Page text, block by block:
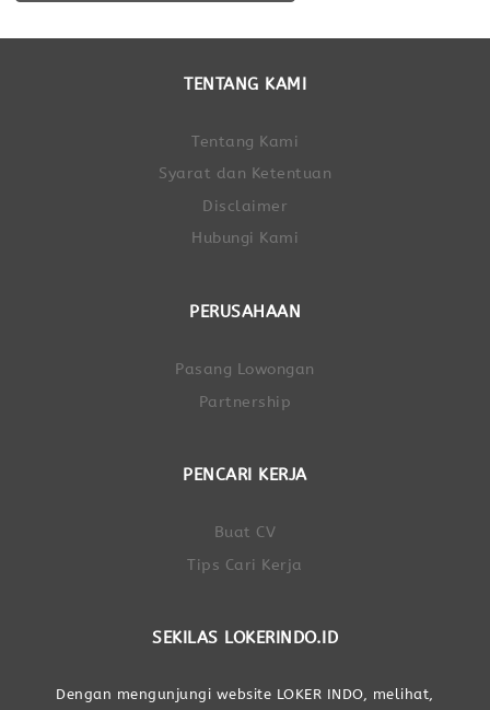
TENTANG KAMI
Tentang Kami
Syarat dan Ketentuan
Disclaimer
Hubungi Kami
PERUSAHAAN
Pasang Lowongan
Partnership
PENCARI KERJA
Buat CV
Tips Cari Kerja
SEKILAS LOKERINDO.ID
Dengan mengunjungi website LOKER INDO, melihat,